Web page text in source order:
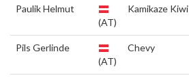
Paulik Helmut
(AT)
Kamikaze Kiwi
Pils Gerlinde
(AT)
Chevy